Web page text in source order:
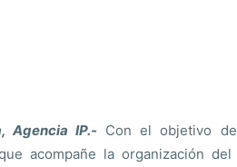
Agencia IP.- Con el objetivo
acompañe la organización